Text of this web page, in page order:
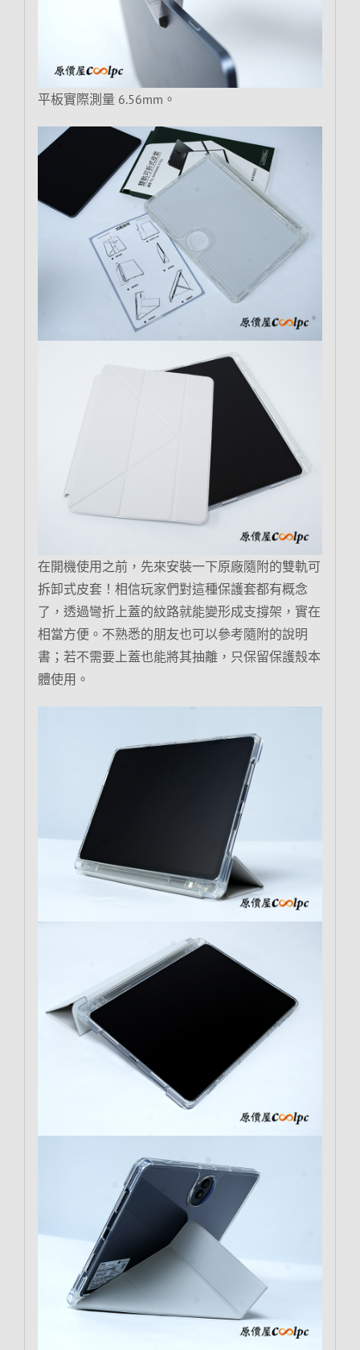
平板實際測量 6.56mm。
在開機使用之前，先來安裝一下原廠隨附的雙軌可
拆卸式皮套！相信玩家們對這種保護套都有概念
了，透過彎折上蓋的紋路就能變形成支撐架，實在
相當方便。不熟悉的朋友也可以參考隨附的說明
書；若不需要上蓋也能將其抽離，只保留保護殼本
體使用。